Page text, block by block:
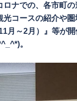
ナでの、各市町
コースの紹介や
月～2月）』等が
。